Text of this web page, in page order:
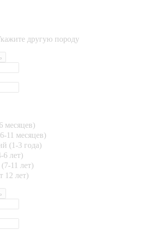
другую породу
месяцев)
11 месяцев)
(1-3 года)
6 лет)
11 лет)
12 лет)